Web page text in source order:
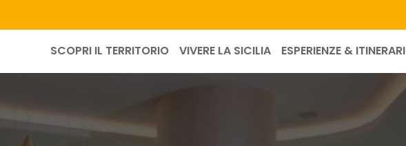
SCOPRI IL TERRITORIO VIVERE LA SICILIA ESPERIENZE & ITINERARI